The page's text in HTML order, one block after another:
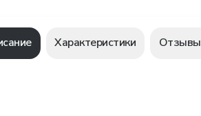
Характеристики Отзывы